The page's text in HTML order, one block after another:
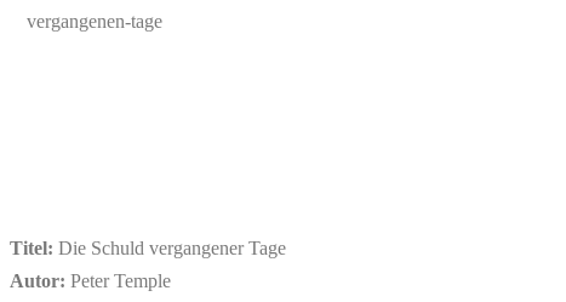
Titel: Die Schuld vergangener Tage
Autor: Peter Temple